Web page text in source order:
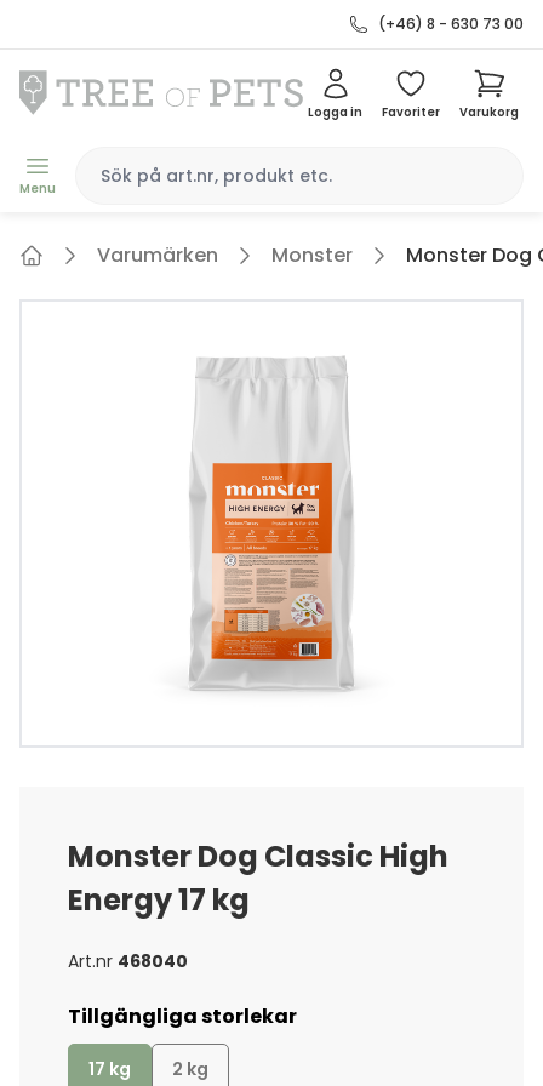
(+46) 8 - 630 73 00
Menu
Logga in Favoriter Varukorg
Varumärken Monster Monster Dog
Monster Dog Classic High
Energy 17 kg
Art.nr 468040
Tillgängliga storlekar
17 kg 2 kg